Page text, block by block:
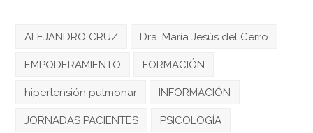
ALEJANDRO CRUZ Dra. María Jesús del Cerro
EMPODERAMIENTO FORMACIÓN
hipertensión pulmonar INFORMACIÓN
JORNADAS PACIENTES PSICOLOGÍA